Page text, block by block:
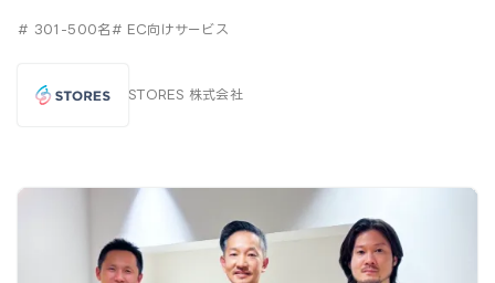
# 301-500名# EC向けサービス
STORES 株式会社